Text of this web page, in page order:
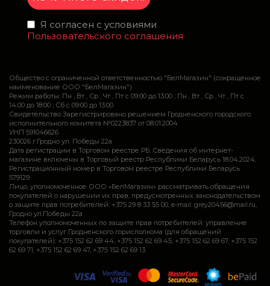
Я согласен с условиями
Пользовательского соглашения
Общество с ограниченной ответственностью "БелМагазин" (сокращенное
наименование ООО "БелМагазин")
Режим работы: Пн , Вт , Ср , Чт , Пт c 09:00 до 13:00 ; Пн , Вт , Ср , Чт , Пт c
14:00 до 18:00 ; Сб c 09:00 до 13:00
Свидетельство Зарегистрировано решением Гродненского городского
исполнительного комитета №0223837 от 08.01.2004
УНП 591046626
230026 г.Гродно ул. Победы 22а
Дата регистрации в Торговом реестре РБ: Сведения об интернет-
магазине включены в Торговый реестр Республики Беларусь 18.04.2024,
Регистрационный номер в Торговом реестре Республики Беларусь
579129
Лицо, уполномоченное ООО «БелМагазин» рассматривать обращения
покупателей о нарушении их прав, предусмотренных законодательством
о защите прав потребителей: +375 29 8 33 55 00, e-mail: grey20456@mail.ru,
Гродно ул.Победы 22а
Телефон уполномоченных по защите прав потребителей: управление
торговли и услуг Гродненского горисполкома (для обращений
покупателей): +375 152 62 69 44, +375 152 62 69 45, +375 152 62 69 67, +375 152
62 69 71, +375 152 62 69 47, +375 152 62 69 13